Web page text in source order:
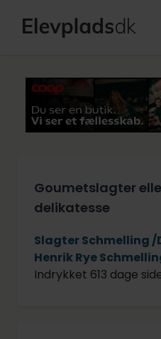
Goumetslagter
delikatesse
Slagter Schmelling
Henrik Rye
Indrykket 613 dage